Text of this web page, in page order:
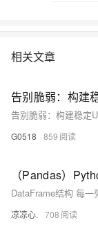
相关文章
告别脆弱：构建
告别脆弱：构建稳定
G0518 859
凉凉心. 708